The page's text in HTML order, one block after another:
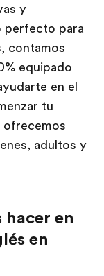
y
perfecto para
contamos
equipado
en el
tu
ofrecemos
adultos y
hacer en
en